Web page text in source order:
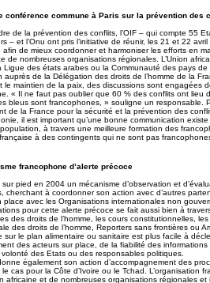
conférence commune à Paris sur la prévention des
de la prévention des conflits, l’OIF – qui compte 55
– et l’Onu ont pris l’initiative de réunir, les 21 et 22
afin de mieux coordonner et harmoniser les efforts en
de nombreuses organisations régionales. L’Union
Ligue des états arabes ou la Communauté des pays
auprès de la Délégation des droits de l’homme de la
le maintien de la paix, des discussions sont engagées
« Il ne faut pas oublier que 60 % des conflits ont lieu
bleus sont francophones, » souligne un responsable.
de la France pour la sécurité et la prévention des
il est important qu’une bonne communication
à travers une meilleure formation des
à des contingents qui ne sont pas
francophone d’alerte précoce
sur pied en 2004 un mécanisme d’observation et
cherchant à coordonner son action avec d’autres
place avec les Organisations internationales non
pour cette alerte précoce se fait aussi bien à
des droits de l’homme, les cours constitutionnelles,
des droits de l’homme, Reporters sans frontières ou
sur le plan alimentaire ou sanitaire est plus facile à
des acteurs sur place, de la fiabilité des
des Etats ou des responsables politiques.
également son action d’accompagnement des
le cas pour la Côte d’Ivoire ou le Tchad. L’organisation
africaine et de nombreuses organisations régionales